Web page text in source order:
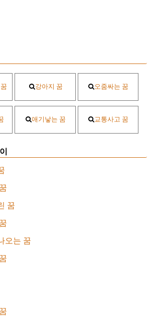
강아지 꿈 오줌싸는 꿈
애기낳는 꿈 교통사고 꿈
꿈
오는 꿈